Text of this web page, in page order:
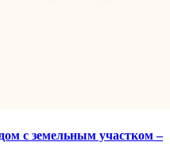
с земельным участком –